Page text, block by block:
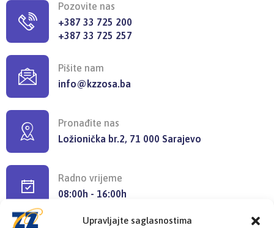
Upravljajte saglasnostima
Pozovite nas
+387 33 725 200
+387 33 725 257
Pišite nam
info@kzzosa.ba
Pronađite nas
Ložionička br.2, 71 000 Sarajevo
Radno vrijeme
08:00h - 16:00h